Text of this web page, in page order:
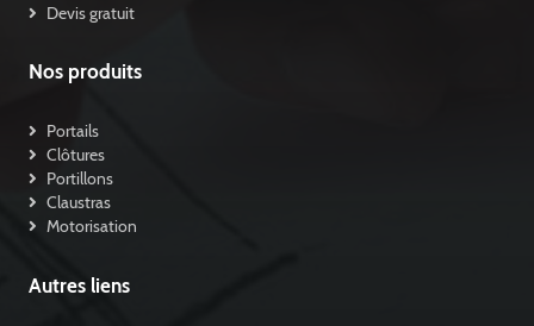
Devis gratuit
Nos produits
Portails
Clôtures
Portillons
Claustras
Motorisation
Autres liens